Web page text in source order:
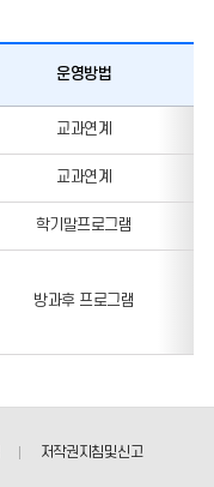
운영방법
교과연계
교과연계
학기말프로그램
방과후 프로그램
저작권지침및신고